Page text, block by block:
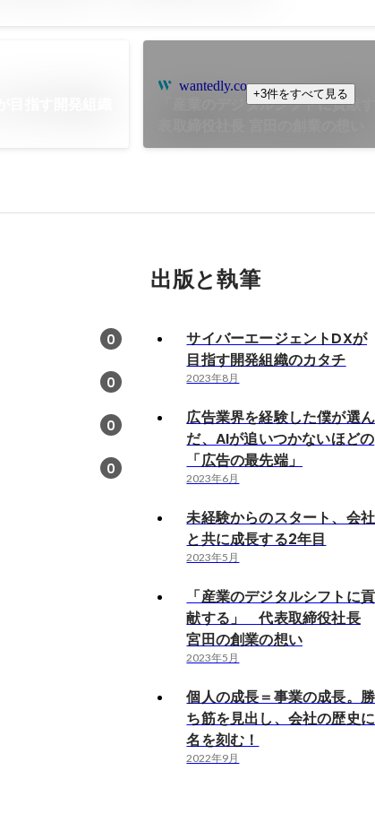
wantedly.com
「産業のデジタルシフトに貢
+3件をすべて見る
0
0
0
0
出版と執筆
サイバーエージェントDXが
目指す開発組織のカタチ
2023年8月
広告業界を経験した僕が選ん
だ、AIが追いつかないほどの
「広告の最先端」
2023年6月
未経験からのスタート、会社
と共に成長する2年目
2023年5月
「産業のデジタルシフトに貢
献する」 代表取締役社長
宮田の創業の想い
2023年5月
個人の成長＝事業の成長。勝
ち筋を見出し、会社の歴史に
名を刻む！
2022年9月